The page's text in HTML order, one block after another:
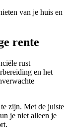
van je huis en
rente
rust
en het
zijn. Met de juiste
je niet alleen je